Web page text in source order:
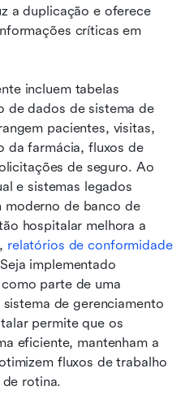
a duplicação e oferece
críticas em
incluem tabelas
de dados de sistema de
pacientes, visitas,
da farmácia, fluxos de
de seguro. Ao
e sistemas legados
moderno de banco de
hospitalar melhora a
relatórios de conformidade
implementado
parte de uma
de gerenciamento
permite que os
eficiente, mantenham a
fluxos de trabalho
rotina.